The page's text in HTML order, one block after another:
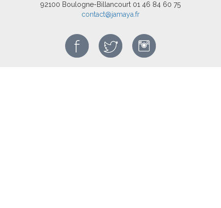
92100 Boulogne-Billancourt 01 46 84 60 75
contact@jamaya.fr